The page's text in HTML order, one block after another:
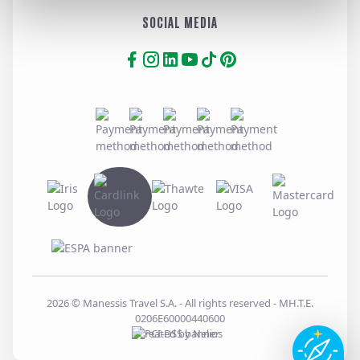
SOCIAL MEDIA
2026© Manessis Travel S.A. - All rights reserved - MH.T.E.
0206E60000440600
Created byNelios